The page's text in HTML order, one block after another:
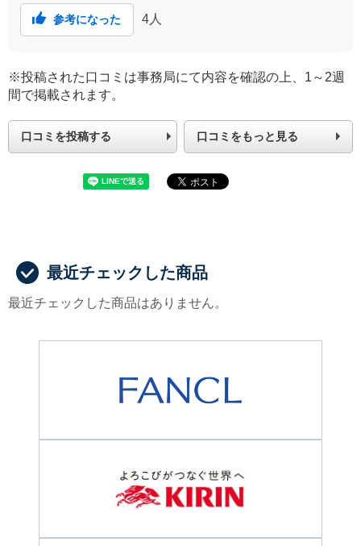
参考になった 4人
※投稿された口コミは事務局にて内容を確認の上、1～2週
間で掲載されます。
口コミを投稿する 口コミをもっと見る
最近チェックした商品
最近チェックした商品はありません。